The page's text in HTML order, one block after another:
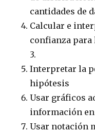
cantidades de
Calcular e
confianza
3.
Interpretar la
hipótesis
Usar gráficos
información en
Usar notación